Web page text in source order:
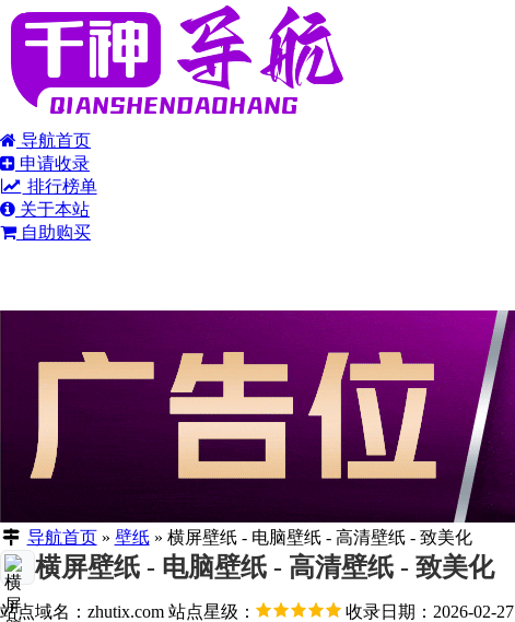
导航首页
申请收录
排行榜单
关于本站
自助购买
导航首页» 壁纸» 横屏壁纸 - 电脑壁纸 - 高清壁纸 - 致美化
横屏壁纸 - 电脑壁纸 - 高清壁纸 - 致美化
站点域名：zhutix.com 站点星级： 收录日期：2026-02-27